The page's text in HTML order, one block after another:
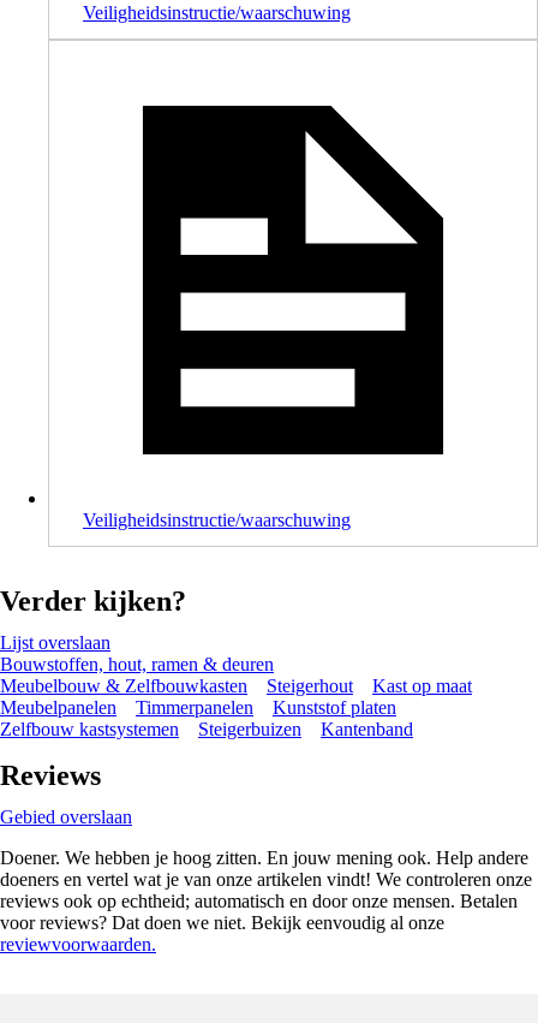
Veiligheidsinstructie/waarschuwing
Veiligheidsinstructie/waarschuwing
Verder kijken?
Lijst overslaan
Bouwstoffen, hout, ramen & deuren
Meubelbouw & Zelfbouwkasten
Steigerhout
Kast op maat
Meubelpanelen
Timmerpanelen
Kunststof platen
Zelfbouw kastsystemen
Steigerbuizen Kantenband
Reviews
Gebied overslaan
Doener. We hebben je hoog zitten. En jouw mening ook. Help andere
doeners en vertel wat je van onze artikelen vindt! We controleren onze
reviews ook op echtheid; automatisch en door onze mensen. Betalen
voor reviews? Dat doen we niet. Bekijk eenvoudig al onze
reviewvoorwaarden.